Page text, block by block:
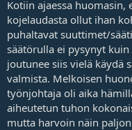
Kotiin ajaessa
kojelaudasta ollut ihan
puhaltavat suuttimet/
säätörulla ei pysynyt
joutunee siis vielä käydä
valmista. Melkoisen
työnjohtaja oli aika
aiheutetun tuhon
mutta harvoin näin